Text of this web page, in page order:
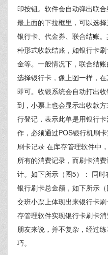
印按钮。软件会自动弹出联
最上面的下拉框里，可以选择
银行卡、代金券、联合结账
种形式收款结账，如银行卡
金等。一般情况下，联合结
选择银行卡，像上图一样，
即可。收银系统会自动打出
到，小票上也会显示出收款
行登记，表示此单是用银行
作，必须通过POS银行机刷
刷卡记录 在库存管理软件中
所有的消费记录，而刷卡消
计。如下所示（图5）： 同
银行刷卡总金额，如下所示
交班小票上体现出来银行卡
存管理软件实现银行卡刷卡
朋友来说，并不复杂，经过
巧。